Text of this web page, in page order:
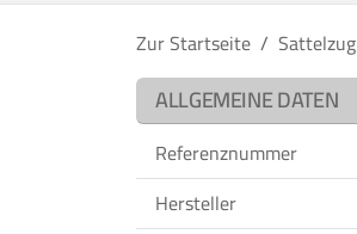
Zur Startseite Sattelzug
ALLGEMEINE DATEN
Referenznummer
Hersteller